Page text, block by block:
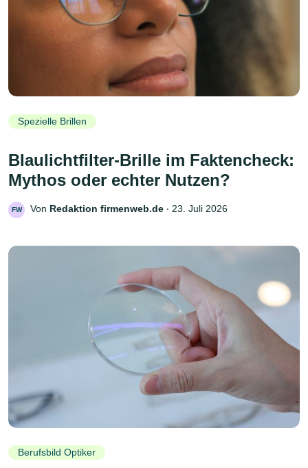
Spezielle Brillen
Blaulichtfilter-Brille im Faktencheck:
Mythos oder echter Nutzen?
FW Von Redaktion firmenweb.de ‧ 23. Juli 2026
Berufsbild Optiker